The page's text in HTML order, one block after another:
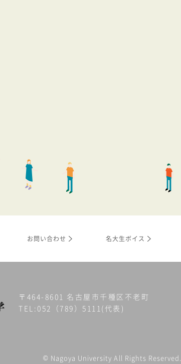
お問い合わせ 名大生ボイス
〒464-8601 名古屋市千種区不老町
TEL:052（789）5111(代表)
© Nagoya University All Rights Reserved.